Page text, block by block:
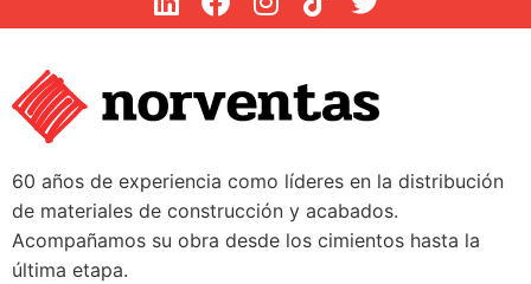
60 años de experiencia como líderes en la distribución
de materiales de construcción y acabados.
Acompañamos su obra desde los cimientos hasta la
última etapa.